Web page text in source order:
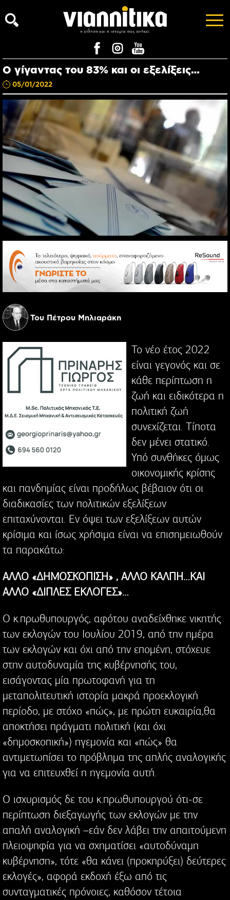
Ο γίγαντας του 83% και οι εξελίξεις…
05/01/2022
Του Πέτρου Μηλιαράκη
Το νέο έτος 2022
είναι γεγονός και σε
κάθε περίπτωση η
ζωή και ειδικότερα η
πολιτική ζωή
συνεχίζεται. Τίποτα
δεν μένει στατικό.
Υπό συνθήκες όμως
οικονομικής κρίσης
και πανδημίας είναι προδήλως βέβαιον ότι οι
διαδικασίες των πολιτικών εξελίξεων
επιταχύνονται. Εν όψει των εξελίξεων αυτών
κρίσιμα και ίσως χρήσιμα είναι να επισημειωθούν
τα παρακάτω:
ΑΛΛΟ «ΔΗΜΟΣΚΟΠΙΣΗ» , ΑΛΛΟ ΚΑΛΠΗ…ΚΑΙ
ΑΛΛΟ «ΔΙΠΛΕΣ ΕΚΛΟΓΕΣ»…
Ο κ.πρωθυπουργός, αφότου αναδείχθηκε νικητής
των εκλογών του Ιουλίου 2019, από την ημέρα
των εκλογών και όχι από την επομένη, στόχευε
στην αυτοδυναμία της κυβέρνησής του,
εισάγοντας μία πρωτοφανή για τη
μεταπολιτευτική ιστορία μακρά προεκλογική
περίοδο, με στόχο «πώς», με πρώτη ευκαιρία,θα
αποκτήσει πράγματι πολιτική (και όχι
«δημοσκοπική») ηγεμονία και «πώς» θα
αντιμετωπίσει το πρόβλημα της απλής αναλογικής
για να επιτευχθεί η ηγεμονία αυτή.
Ο ισχυρισμός δε του κ.πρωθυπουργού ότι-σε
περίπτωση διεξαγωγής των εκλογών με την
απαλή αναλογική –εάν δεν λάβει την απαιτούμενη
πλειοψηφία για να σχηματίσει «αυτοδύναμη
κυβέρνηση», τότε «θα κάνει (προκηρύξει) δεύτερες
εκλογές», αφορά εκδοχή έξω από τις
συνταγματικές πρόνοιες, καθόσον τέτοια